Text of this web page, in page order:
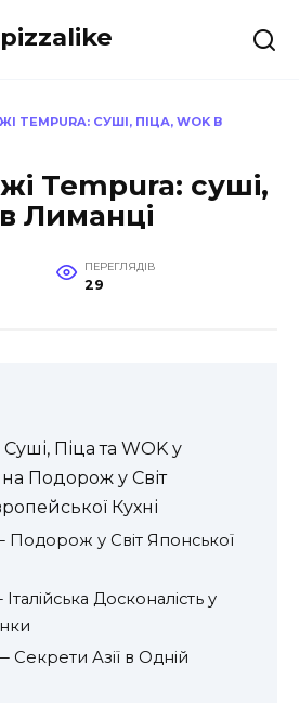
pizzalike
TEMPURA: СУШІ, ПІЦА, WOK В
Tempura: суші,
Лиманці
ПЕРЕГЛЯДІВ
29
Піца та WOK у
Подорож у Світ
Кухні
Подорож у Світ Японської
Досконалість у
Секрети Азії в Одній